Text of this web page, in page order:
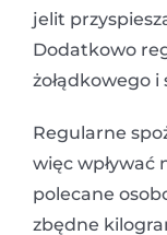
jelit
Dodatkowo
żołądkowego
Regularne
więc wpływać
polecane
zbędne